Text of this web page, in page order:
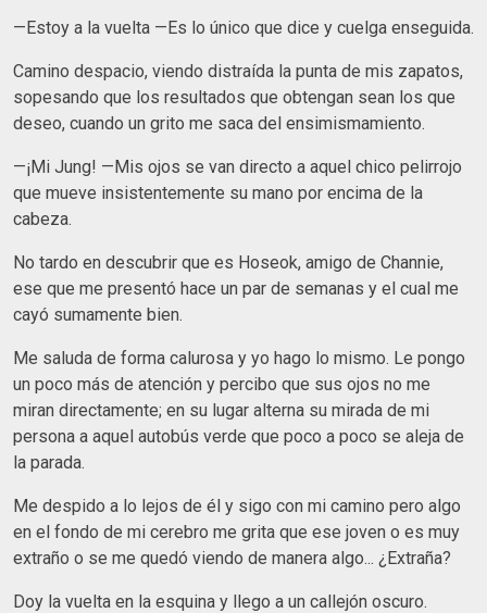
—Estoy a la vuelta —Es lo único que dice y cuelga enseguida.
Camino despacio, viendo distraída la punta de mis zapatos,
sopesando que los resultados que obtengan sean los que
deseo, cuando un grito me saca del ensimismamiento.
—¡Mi Jung! —Mis ojos se van directo a aquel chico pelirrojo
que mueve insistentemente su mano por encima de la
cabeza.
No tardo en descubrir que es Hoseok, amigo de Channie,
ese que me presentó hace un par de semanas y el cual me
cayó sumamente bien.
Me saluda de forma calurosa y yo hago lo mismo. Le pongo
un poco más de atención y percibo que sus ojos no me
miran directamente; en su lugar alterna su mirada de mi
persona a aquel autobús verde que poco a poco se aleja de
la parada.
Me despido a lo lejos de él y sigo con mi camino pero algo
en el fondo de mi cerebro me grita que ese joven o es muy
extraño o se me quedó viendo de manera algo... ¿Extraña?
Doy la vuelta en la esquina y llego a un callejón oscuro.